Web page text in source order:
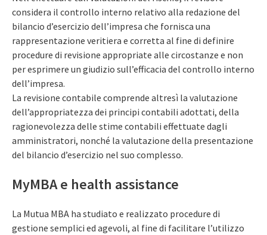
considera il controllo interno relativo alla redazione del
bilancio d’esercizio dell’impresa che fornisca una
rappresentazione veritiera e corretta al fine di definire
procedure di revisione appropriate alle circostanze e non
per esprimere un giudizio sull’efficacia del controllo interno
dell’impresa.
La revisione contabile comprende altresì la valutazione
dell’appropriatezza dei principi contabili adottati, della
ragionevolezza delle stime contabili effettuate dagli
amministratori, nonché la valutazione della presentazione
del bilancio d’esercizio nel suo complesso.
MyMBA e health assistance
La Mutua MBA ha studiato e realizzato procedure di
gestione semplici ed agevoli, al fine di facilitare l’utilizzo